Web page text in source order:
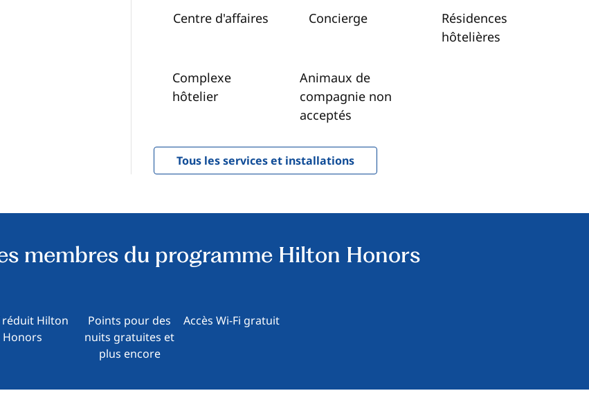
Centre d'affaires Concierge
Résidences
hôtelières
Complexe
hôtelier
Animaux de
compagnie non
acceptés
Tous les services et installations
membres du programme Hilton Honors
réduit Hilton
Honors
Points pour des
nuits gratuites et
plus encore
Accès Wi-Fi gratuit